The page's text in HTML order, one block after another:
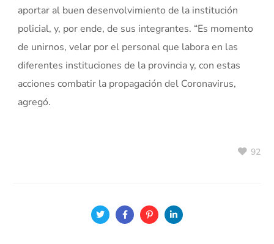
aportar al buen desenvolvimiento de la institución
policial, y, por ende, de sus integrantes. “Es momento
de unirnos, velar por el personal que labora en las
diferentes instituciones de la provincia y, con estas
acciones combatir la propagación del Coronavirus,
agregó.
92